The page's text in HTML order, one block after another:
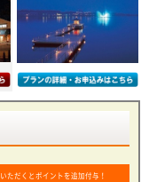
いただくとポイントを追加付与！